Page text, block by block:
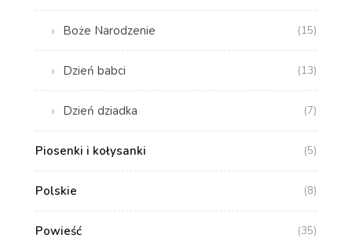
Boże Narodzenie (15)
Dzień babci (13)
Dzień dziadka (7)
Piosenki i kołysanki (5)
Polskie (8)
Powieść (35)